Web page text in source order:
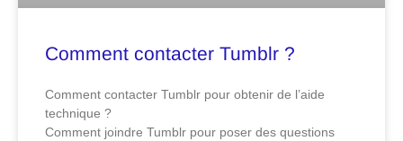
Comment contacter Tumblr ?
Comment contacter Tumblr pour obtenir de l’aide
technique ?
Comment joindre Tumblr pour poser des questions